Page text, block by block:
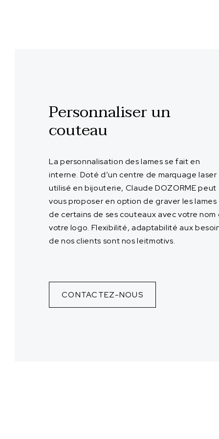
Personnaliser un
couteau
La personnalisation des lames se fait en
interne. Doté d’un centre de marquage laser
utilisé en bijouterie, Claude DOZORME peut
vous proposer en option de graver les lames
de certains de ses couteaux avec votre nom
votre logo. Flexibilité, adaptabilité aux
de nos clients sont nos leitmotivs.
CONTACTEZ-NOUS